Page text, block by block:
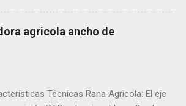
01.- Astilladora/ trozadora de leña
02.-Garra tomas troncos hidráulica
Pala tractor 04.-Horquilla elevador
ARADOS, COSECHADORA DE PAPAS,
agricola ancho de
Técnicas Rana Agricola: El eje